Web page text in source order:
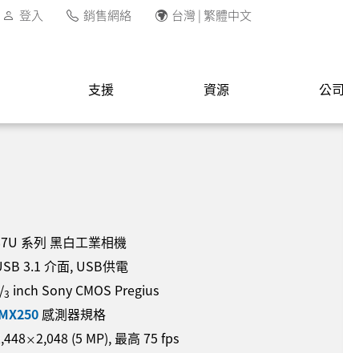
登入 銷售網絡 台灣 | 繁體中文
支援 資源 公
系列 黑白工業相機
3.1 介面, USB供電
/3 inch Sony CMOS Pregius
感測器規格
×2,048 (5 MP), 最高 75 fps